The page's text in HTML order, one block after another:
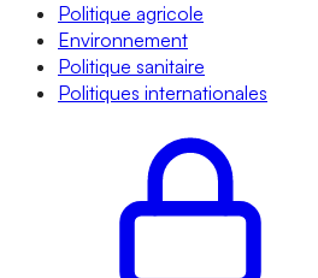
Politique agricole
Environnement
Politique sanitaire
Politiques internationales